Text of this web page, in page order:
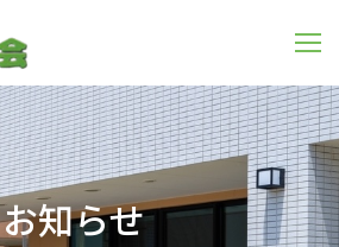
お知らせ